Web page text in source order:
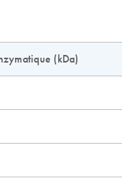
(kDa)